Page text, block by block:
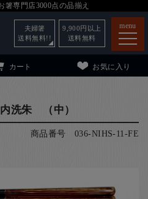
箸専門店3000点の品揃え
menu
カート お気に入り
夫婦箸
送料無料!!
9,900 円以上
送料無料
洗朱 （中）
商品番号 036-NIHS-11-FE